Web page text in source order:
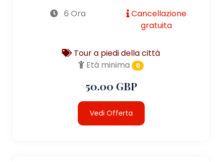
6 Ora
Cancellazione
gratuita
Tour a piedi della città
Età minima
0
50.00 GBP
Vedi Offerta